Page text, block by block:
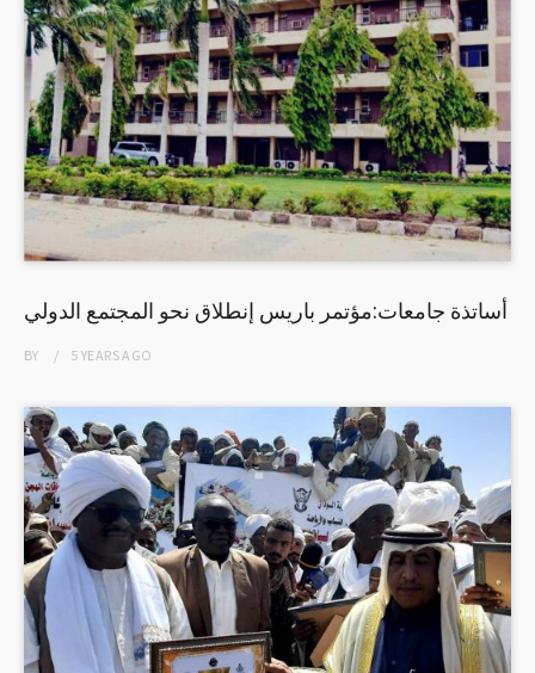
أساتذة جامعات:مؤتمر باريس إنطلاق نحو المجتمع الدولي
BY 5 YEARSAGO